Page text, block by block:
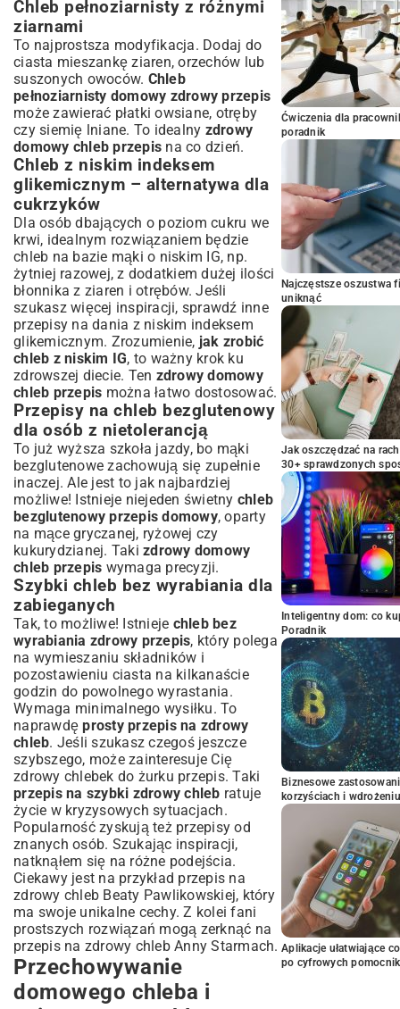
Chleb pełnoziarnisty z różnymi
ziarnami
To najprostsza modyfikacja. Dodaj do
ciasta mieszankę ziaren, orzechów lub
suszonych owoców. Chleb
pełnoziarnisty domowy zdrowy przepis
może zawierać płatki owsiane, otręby
czy siemię lniane. To idealny zdrowy
domowy chleb przepis na co dzień.
Chleb z niskim indeksem
glikemicznym – alternatywa dla
cukrzyków
Dla osób dbających o poziom cukru we
krwi, idealnym rozwiązaniem będzie
chleb na bazie mąki o niskim IG, np.
żytniej razowej, z dodatkiem dużej ilości
błonnika z ziaren i otrębów. Jeśli
szukasz więcej inspiracji, sprawdź inne
przepisy na dania z niskim indeksem
glikemicznym. Zrozumienie, jak zrobić
chleb z niskim IG, to ważny krok ku
zdrowszej diecie. Ten zdrowy domowy
chleb przepis można łatwo dostosować.
Przepisy na chleb bezglutenowy
dla osób z nietolerancją
To już wyższa szkoła jazdy, bo mąki
bezglutenowe zachowują się zupełnie
inaczej. Ale jest to jak najbardziej
możliwe! Istnieje niejeden świetny chleb
bezglutenowy przepis domowy, oparty
na mące gryczanej, ryżowej czy
kukurydzianej. Taki zdrowy domowy
chleb przepis wymaga precyzji.
Szybki chleb bez wyrabiania dla
zabieganych
Tak, to możliwe! Istnieje chleb bez
wyrabiania zdrowy przepis, który polega
na wymieszaniu składników i
pozostawieniu ciasta na kilkanaście
godzin do powolnego wyrastania.
Wymaga minimalnego wysiłku. To
naprawdęprosty przepis na zdrowy
chleb. Jeśli szukasz czegoś jeszcze
szybszego, może zainteresuje Cię
zdrowy chlebek do żurku przepis. Taki
przepis na szybki zdrowy chleb ratuje
życie w kryzysowych sytuacjach.
Popularność zyskują też przepisy od
znanych osób. Szukając inspiracji,
natknąłem się na różne podejścia.
Ciekawy jest na przykład przepis na
zdrowy chleb Beaty Pawlikowskiej, który
ma swoje unikalne cechy. Z kolei fani
prostszych rozwiązań mogą zerknąć na
przepis na zdrowy chleb Anny Starmach.
Przechowywanie
domowego chleba i
Ćwiczenia dla
poradnik
Najczęstsze oszustwa
uniknąć
Jak oszczędzać na
30+ sprawdzonych
Inteligentny dom: co
Poradnik
Biznesowe
korzyściach i wdrożeniu
Aplikacje ułatwiające
po cyfrowych